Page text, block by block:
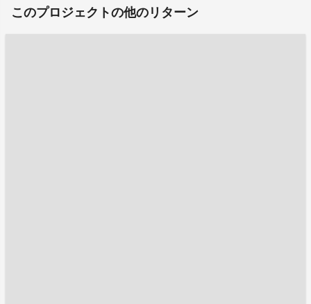
このプロジェクトの他のリターン